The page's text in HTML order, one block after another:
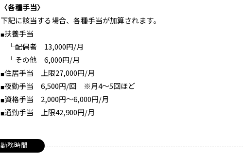
〈各種手当〉
下記に該当する場合、各種手当が加算されます。
■扶養手当
└配偶者 13,000円/月
└その他 6,000円/月
■住居手当 上限27,000円/月
■夜勤手当 6,500円/回 ※月4～5回ほど
■資格手当 2,000円～6,000円/月
■通勤手当 上限42,900円/月
勤務時間